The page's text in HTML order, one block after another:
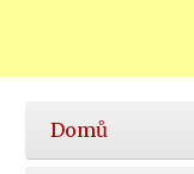
Hlavní
nabídka
Domů